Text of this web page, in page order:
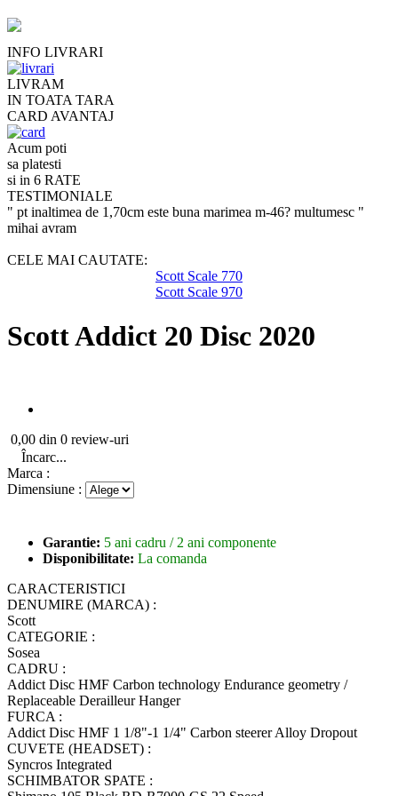
INFO LIVRARI
LIVRAM
IN TOATA TARA
CARD AVANTAJ
Acum poti
sa platesti
si in 6 RATE
TESTIMONIALE
" pt inaltimea de 1,70cm este buna marimea m-46? multumesc "
mihai avram
CELE MAI CAUTATE:
Scott Scale 770
Scott Scale 970
Scott Addict 20 Disc 2020
0,00 din 0 review-uri
Încarc...
Marca :
Dimensiune :
Garantie: 5 ani cadru / 2 ani componente
Disponibilitate: La comanda
CARACTERISTICI
DENUMIRE (MARCA) :
Scott
CATEGORIE :
Sosea
CADRU :
Addict Disc HMF Carbon technology Endurance geometry /
Replaceable Derailleur Hanger
FURCA :
Addict Disc HMF 1 1/8"-1 1/4" Carbon steerer Alloy Dropout
CUVETE (HEADSET) :
Syncros Integrated
SCHIMBATOR SPATE :